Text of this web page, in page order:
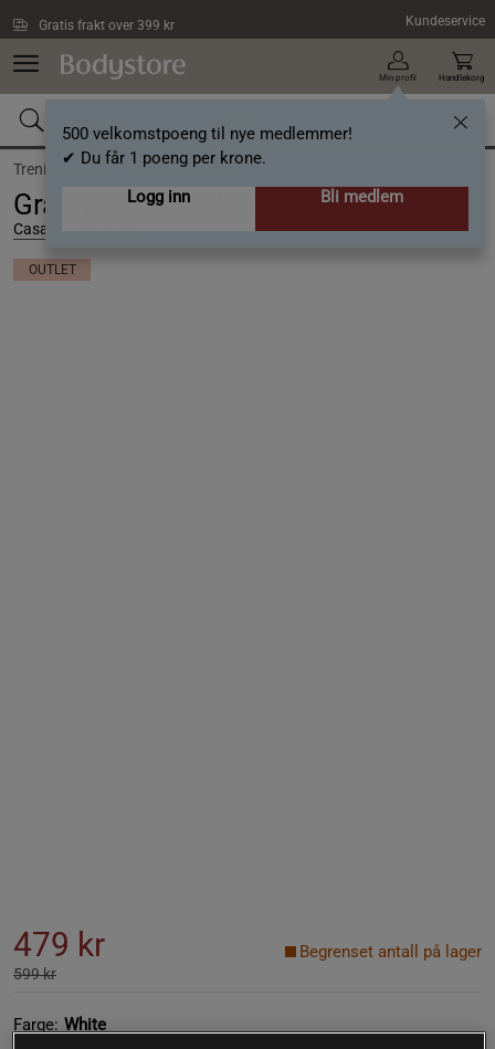
Gratis frakt over 399 kr Kundeservice
Min profil
500 velkomstpoeng til nye medlemmer!
✔ Du får 1 poeng per krone.
Logg inn
Bli medlem
Handlekorg
Trening / Klær / Topper og singlet
Graphic Tank, White, XS
Casall Sportswear
OUTLET
479 kr
599 kr
Begrenset antall på lager
Farge: White